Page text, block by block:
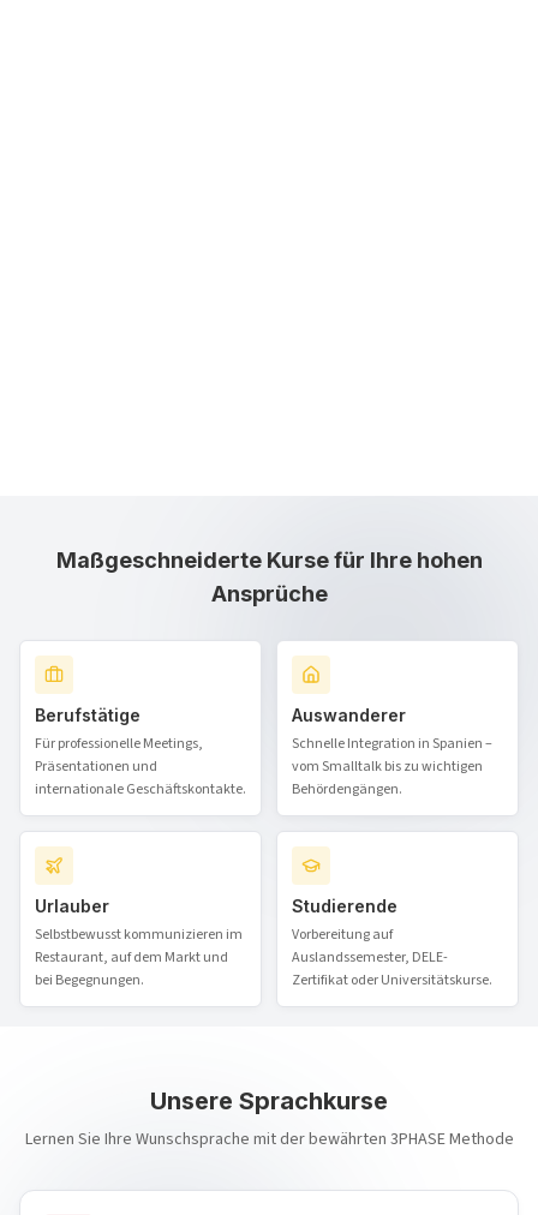
Maßgeschneiderte Kurse für Ihre hohen
Ansprüche
Berufstätige
Für professionelle Meetings,
Präsentationen und
internationale Geschäftskontakte.
Auswanderer
Schnelle Integration in Spanien –
vom Smalltalk bis zu wichtigen
Behördengängen.
Urlauber
Selbstbewusst kommunizieren im
Restaurant, auf dem Markt und
bei Begegnungen.
Studierende
Vorbereitung auf
Auslandssemester, DELE-
Zertifikat oder Universitätskurse.
Unsere Sprachkurse
Lernen Sie Ihre Wunschsprache mit der bewährten 3PHASE Methode